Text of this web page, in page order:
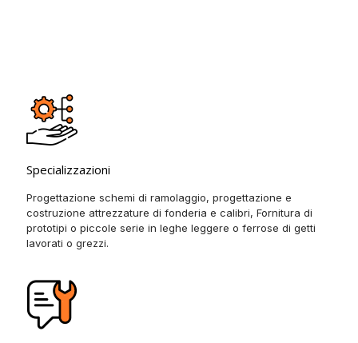
Specializzazioni
Progettazione schemi di ramolaggio, progettazione e
costruzione attrezzature di fonderia e calibri, Fornitura di
prototipi o piccole serie in leghe leggere o ferrose di getti
lavorati o grezzi.